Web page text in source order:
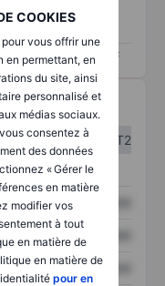
COOKIES
vous offrir une
en permettant, en
du site, ainsi
personnalisé et
médias sociaux.
consentez à
des données
« Gérer le
en matière
modifier vos
à tout
en matière de
en matière de
pour en
anglais)
T1
T2
XXXXXXX
XXXXXXX